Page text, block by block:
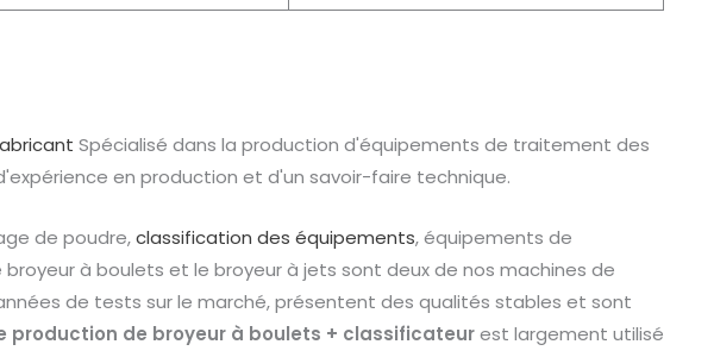
Spécialisé dans la production d'équipements de traitement des
en production et d'un savoir-faire technique.
de poudre,classification des équipements, équipements de
à boulets et le broyeur à jets sont deux de nos machines de
de tests sur le marché, présentent des qualités stables et sont
production de broyeur à boulets + classificateurest largement utilisé